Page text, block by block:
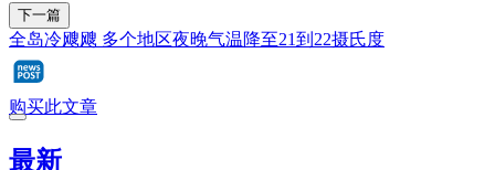
下一篇
全岛冷飕飕 多个地区夜晚气温降至21到22摄氏度
购买此文章
最新